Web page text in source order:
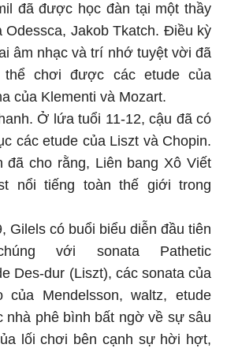
đã được học đàn tại một thầy
Odessca, Jakob Tkatch. Điều kỳ
âm nhạc và trí nhớ tuyệt vời đã
chơi được các etude của
của Klementi và Mozart.
Ở lứa tuổi 11-12, cậu đã có
các etude của Liszt và Chopin.
đã cho rằng, Liên bang Xô Viết
nổi tiếng toàn thế giới trong
Gilels có buổi biểu diễn đầu tiên
với sonata Pathetic
Des-dur (Liszt), các sonata của
của Mendelsson, waltz, etude
nhà phê bình bất ngờ về sự sâu
lối chơi bên cạnh sự hời hợt,